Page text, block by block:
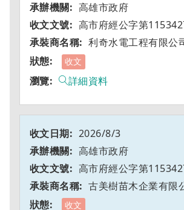
高雄市政府
高市府經公字第
利奇水電工程有限公
收文
詳細資料
2026/8/3
高雄市政府
高市府經公字第
古美樹苗木企業有限
收文